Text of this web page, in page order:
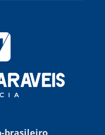
brasileiro